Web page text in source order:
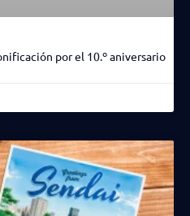
por el 10.º aniversario